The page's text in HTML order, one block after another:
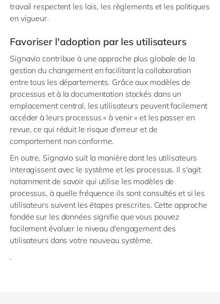
travail respectent les lois, les règlements et les politiques
en vigueur.
Favoriser l'adoption par les utilisateurs
Signavio contribue à une approche plus globale de la
gestion du changement en facilitant la collaboration
entre tous les départements. Grâce aux modèles de
processus et à la documentation stockés dans un
emplacement central, les utilisateurs peuvent facilement
accéder à leurs processus « à venir » et les passer en
revue, ce qui réduit le risque d'erreur et de
comportement non conforme.
En outre, Signavio suit la manière dont les utilisateurs
interagissent avec le système et les processus. Il s'agit
notamment de savoir qui utilise les modèles de
processus, à quelle fréquence ils sont consultés et si les
utilisateurs suivent les étapes prescrites. Cette approche
fondée sur les données signifie que vous pouvez
facilement évaluer le niveau d'engagement des
utilisateurs dans votre nouveau système.
.